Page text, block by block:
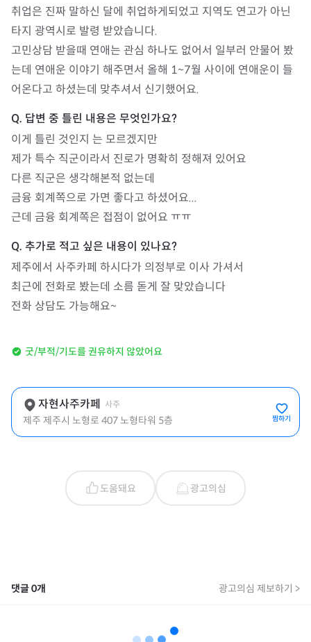
취업은 진짜 말하신 달에 취업하게되었고 지역도 연고가 아닌
타지 광역시로 발령 받았습니다.
고민상담 받을때 연애는 관심 하나도 없어서 일부러 안물어 봤
는데 연애운 이야기 해주면서 올해 1~7월 사이에 연애운이 들
이게 틀린 것인지 는 모르겠지만
제가 특수 직군이라서 진로가 명확히 정해져 있어요
다른 직군은 생각해본적 없는데
금융 회계쪽으로 가면 좋다고 하셨어요...
근데 금융 회계쪽은 접점이 없어요 ㅠㅠ
제주에서 사주카페 하시다가 의정부로 이사 가셔서
최근에 전화로 봤는데 소름 돋게 잘 맞았습니다
전화 상담도 가능해요~
굿/부적/기도를 권유하지 않았어요
자현사주카페 사주
제주 제주시 노형로 407 노형타워 5층 찜하기
도움돼요 광고의심
댓글0개 광고의심 제보하기 >